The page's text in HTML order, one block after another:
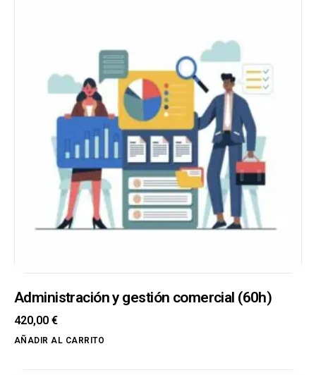
Administración y gestión comercial (60h)
420,00 €
AÑADIR AL CARRITO